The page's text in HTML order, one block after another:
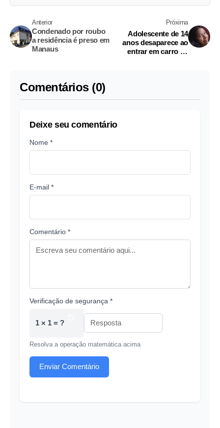
Anterior
Condenado por roubo
a residência é preso em
Manaus
Próxima
Adolescente de 14
anos desaparece ao
entrar em carro de
Comentários (0)
Deixe seu comentário
Nome *
E-mail *
Comentário *
Verificação de segurança *
1 × 1 = ?
Resolva a operação matemática acima
Enviar Comentário